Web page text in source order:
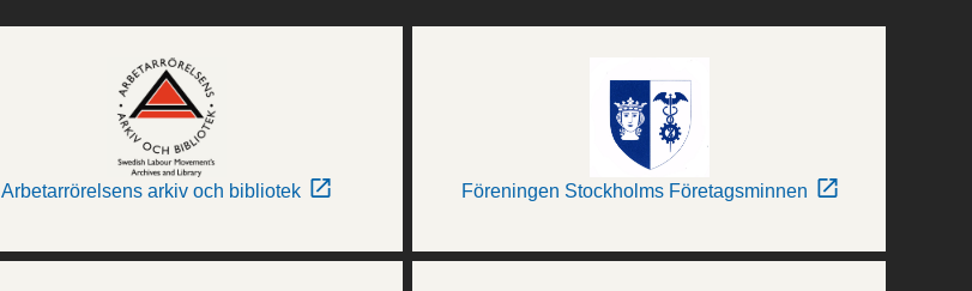
Arbetarrörelsens arkiv och bibliotek Föreningen Stockholms Företagsminnen